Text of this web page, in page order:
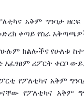
አቅም ግንባታ ዘርፍ
ቀጣይ የስራ
ክልሎችና የሁለቱ
አፈፃፀም ሪፖርት ቀርቦ
ፓርቲ የፖለቲካና አቅም
የፖለቲካና አቅም